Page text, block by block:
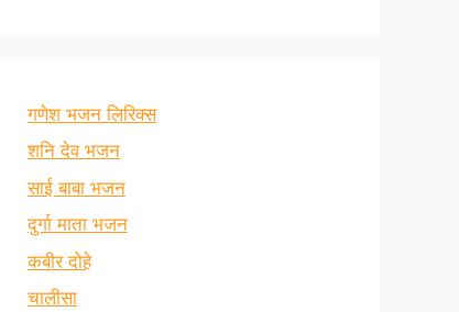
गणेश भजन लिरिक्स
शनि देव भजन
साई बाबा भजन
दुर्गा माता भजन
कबीर दोहे
चालीसा